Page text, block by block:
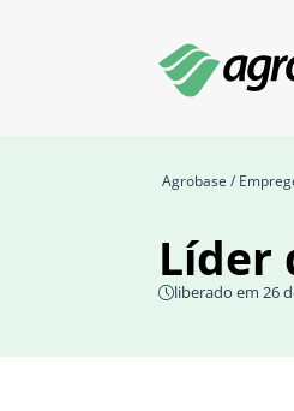
Agrobase /
Líder
liberado em 26